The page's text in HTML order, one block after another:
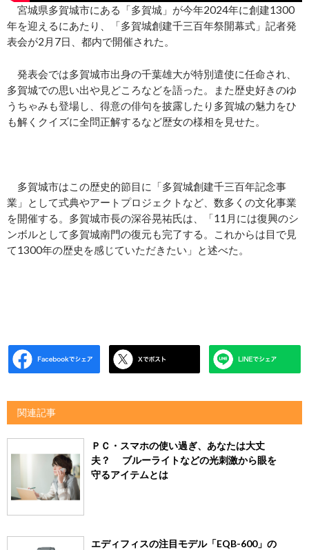
宮城県多賀城市にある「多賀城」が今年2024年に創建1300
年を迎えるにあたり、「多賀城創建千三百年祭開幕式」記者発
表会が2月7日、都内で開催された。
発表会では多賀城市出身の千葉雄大が特別遣使に任命され、
多賀城での思い出や見どころなどを語った。また歴史好きのゆ
うちゃみも登場し、得意の俳句を披露したり多賀城の魅力をひ
も解くクイズに全問正解するなど歴女の様相を見せた。
多賀城市はこの歴史的節目に「多賀城創建千三百年記念事
業」として式典やアートプロジェクトなど、数多くの文化事業
を開催する。多賀城市長の深谷晃祐氏は、「11月には復興のシ
ンボルとして多賀城南門の復元も完了する。これからは目で見
て1300年の歴史を感じていただきたい」と述べた。
関連記事
ＰＣ・スマホの使い過ぎ、あなたは大丈
夫？ ブルーライトなどの光刺激から眼を
守るアイテムとは
エディフィスの注目モデル「EQB-600」の